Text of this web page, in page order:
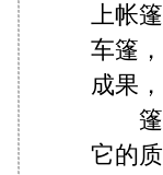
上帐
车篷
成果
篷布
它的